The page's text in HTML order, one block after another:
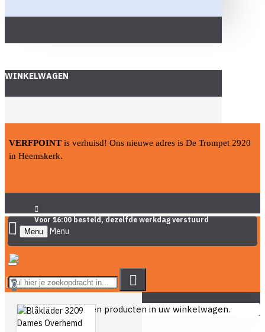
WINKELWAGEN
VERFPOINT is verhuisd! Ons nieuwe adres is De Trompet 2920
in Heemskerk.
Voor 16:00 besteld, dezelfde werkdag verstuurd
Menu
0
U heeft nog geen producten in uw winkelwagen.